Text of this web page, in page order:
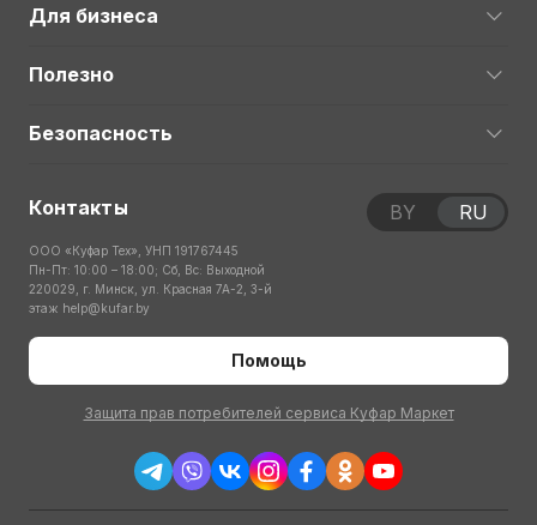
Для бизнеса
Полезно
Безопасность
Контакты
ООО «Куфар Тех», УНП 191767445
Пн-Пт: 10:00 – 18:00; Сб, Вс: Выходной
220029, г. Минск, ул. Красная 7А-2, 3-й
этаж help@kufar.by
Помощь
Защита прав потребителей сервиса Куфар Маркет
BY RU